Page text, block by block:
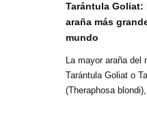
Tarántula Goliat:
araña más
mundo
La mayor araña del
Tarántula Goliat o
(Theraphosa